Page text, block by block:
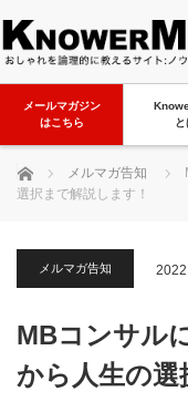
メールマガジン
はこちら
と
ホーム メルマガ告知
選択まで解説します！
メルマガ告知
MBコンサル
から人生の選